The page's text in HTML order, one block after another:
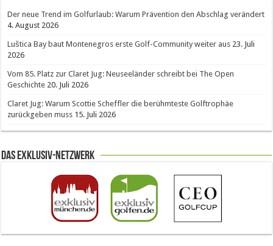
Der neue Trend im Golfurlaub: Warum Prävention den Abschlag verändert
4. August 2026
Luštica Bay baut Montenegros erste Golf-Community weiter aus 23. Juli
2026
Vom 85. Platz zur Claret Jug: Neuseeländer schreibt bei The Open
Geschichte 20. Juli 2026
Claret Jug: Warum Scottie Scheffler die berühmteste Golftrophäe
zurückgeben muss 15. Juli 2026
Das Exklusiv-Netzwerk